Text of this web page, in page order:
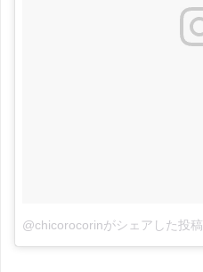
@chicorocorinがシェアした投稿